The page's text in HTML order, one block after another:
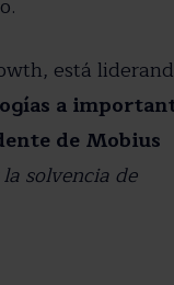
está
a
de Mobius
solvencia de